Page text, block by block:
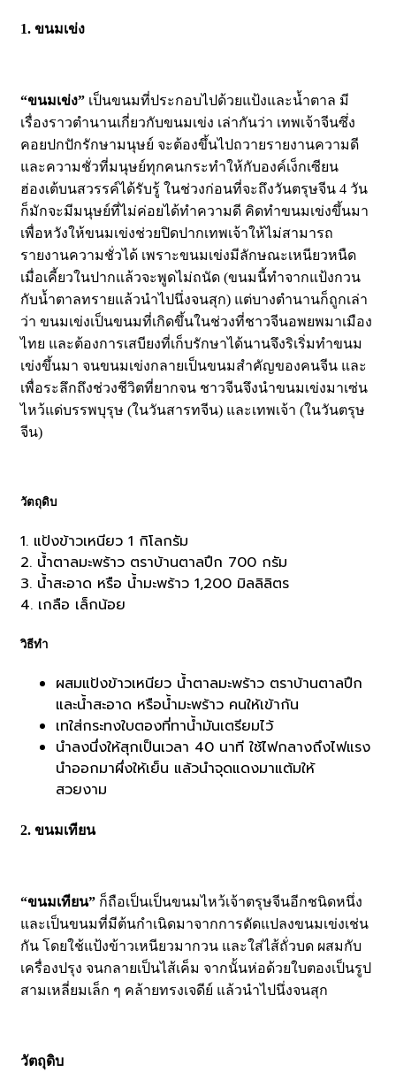
1. ขนมเข่ง
“ขนมเข่ง” เป็นขนมที่ประกอบไปด้วยแป้งและน้ำตาล มี
เรื่องราวตำนานเกี่ยวกับขนมเข่ง เล่ากันว่า เทพเจ้าจีนซึ่ง
คอยปกปักรักษามนุษย์ จะต้องขึ้นไปถวายรายงานความดี
และความชั่วที่มนุษย์ทุกคนกระทำให้กับองค์เง็กเซียน
ฮ่องเต้บนสวรรค์ได้รับรู้ ในช่วงก่อนที่จะถึงวันตรุษจีน 4 วัน
ก็มักจะมีมนุษย์ที่ไม่ค่อยได้ทำความดี คิดทำขนมเข่งขึ้นมา
เพื่อหวังให้ขนมเข่งช่วยปิดปากเทพเจ้าให้ไม่สามารถ
รายงานความชั่วได้ เพราะขนมเข่งมีลักษณะเหนียวหนืด
เมื่อเคี้ยวในปากแล้วจะพูดไม่ถนัด (ขนมนี้ทำจากแป้งกวน
กับน้ำตาลทรายแล้วนำไปนึ่งจนสุก) แต่บางตำนานก็ถูกเล่า
ว่า ขนมเข่งเป็นขนมที่เกิดขึ้นในช่วงที่ชาวจีนอพยพมาเมือง
ไทย และต้องการเสบียงที่เก็บรักษาได้นานจึงริเริ่มทำขนม
เข่งขึ้นมา จนขนมเข่งกลายเป็นขนมสำคัญของคนจีน และ
เพื่อระลึกถึงช่วงชีวิตที่ยากจน ชาวจีนจึงนำขนมเข่งมาเซ่น
ไหว้แด่บรรพบุรุษ (ในวันสารทจีน) และเทพเจ้า (ในวันตรุษ
จีน)
วัตถุดิบ
1. แป้งข้าวเหนียว 1 กิโลกรัม
2. น้ำตาลมะพร้าว ตราบ้านตาลปึก 700 กรัม
3. น้ำสะอาด หรือ น้ำมะพร้าว 1,200 มิลลิลิตร
4. เกลือ เล็กน้อย
วิธีทำ
ผสมแป้งข้าวเหนียว น้ำตาลมะพร้าว ตราบ้านตาลปึก
และน้ำสะอาด หรือน้ำมะพร้าว คนให้เข้ากัน
เทใส่กระทงใบตองที่ทาน้ำมันเตรียมไว้
นำลงนึ่งให้สุกเป็นเวลา 40 นาที ใช้ไฟกลางถึงไฟแรง
นำออกมาผึ่งให้เย็น แล้วนำจุดแดงมาแต้มให้
สวยงาม
2. ขนมเทียน
“ขนมเทียน” ก็ถือเป็นเป็นขนมไหว้เจ้าตรุษจีนอีกชนิดหนึ่ง
และเป็นขนมที่มีต้นกำเนิดมาจากการดัดแปลงขนมเข่งเช่น
กัน โดยใช้แป้งข้าวเหนียวมากวน และใส่ไส้ถั่วบด ผสมกับ
เครื่องปรุง จนกลายเป็นไส้เค็ม จากนั้นห่อด้วยใบตองเป็นรูป
สามเหลี่ยมเล็ก ๆ คล้ายทรงเจดีย์ แล้วนำไปนึ่งจนสุก
วัตถุดิบ